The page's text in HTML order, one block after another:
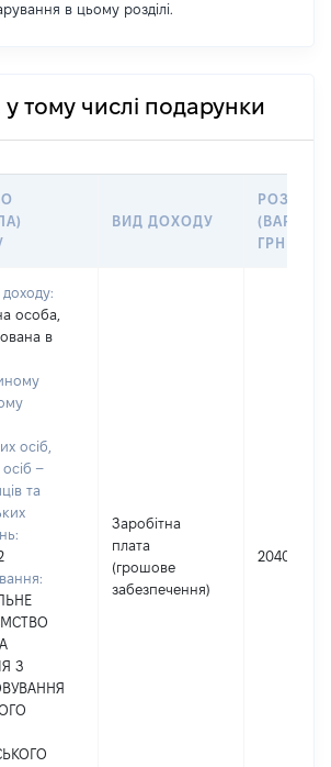
в цьому розділі.
у тому числі подарунки
ВИД ДОХОДУ
РОЗМІР
ГРН
особа,
в
осіб,
–
та
З
Заробітна
плата
(грошове
забезпечення)
204010